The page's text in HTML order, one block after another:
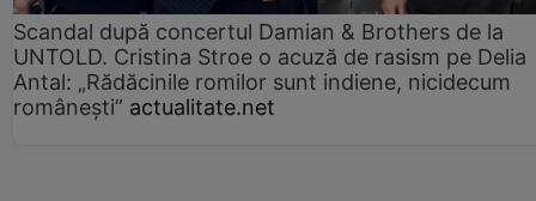
Scandal după concertul Damian & Brothers de la
UNTOLD. Cristina Stroe o acuză de rasism pe Delia
Antal: „Rădăcinile romilor sunt indiene, nicidecum
românești” actualitate.net